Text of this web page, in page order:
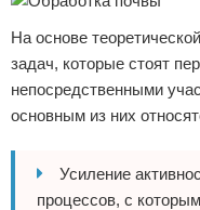
На основе
задач, которые стоят
непосредственными
основным из них
Усиление
процессов, с